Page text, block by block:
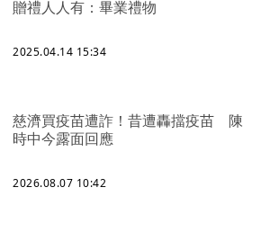
贈禮人人有：畢業禮物
2025.04.14 15:34
慈濟買疫苗遭詐！昔遭轟擋疫苗 陳
時中今露面回應
2026.08.07 10:42